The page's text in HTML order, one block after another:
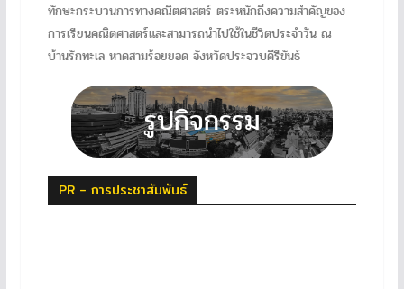
ทักษะกระบวนการทางคณิตศาสตร์ ตระหนักถึงความสำคัญของ
การเรียนคณิตศาสตร์และสามารถนำไปใช้ในชีวิตประจำวัน ณ
บ้านรักทะเล หาดสามร้อยยอด จังหวัดประจวบคีรีขันธ์
PR - การประชาสัมพันธ์